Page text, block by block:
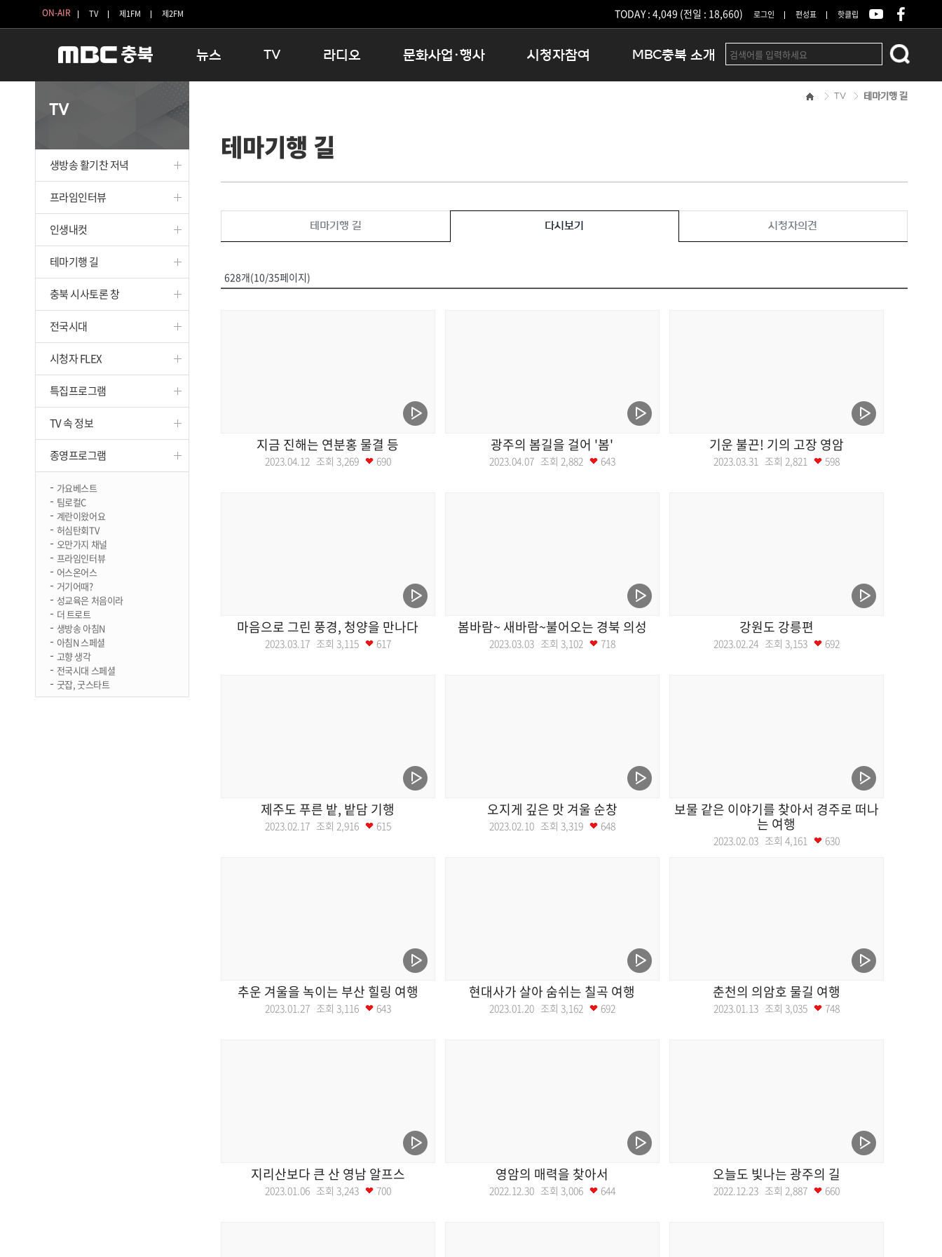
ON-AIR TV 제1FM 제2FM TODAY : 4,049 (전일 : 18,660) 로그인 편성표 핫클립
뉴스
보은
옥천
TV
인생내컷
테마기행 길
시청자 FLEX
라디오
16:00 완벽한 하루
우리 고향, 부탁해!
문화사업·행사
충청북도 음식문화페스타
문화행사 아카이빙
시청자참여 MBC충북 소개
오시는길
TV
생방송 활기찬 저녁
프라임인터뷰
인생내컷
테마기행 길
충북 시사토론 창
전국시대
시청자 FLEX
특집프로그램
TV 속 정보
종영프로그램
가요베스트
팀로컬C
계란이왔어요
허심탄회TV
오만가지 채널
프라임인터뷰
어스온어스
거기어때?
성교육은 처음이라
더 트로트
생방송 아침N
아침N 스페셜
고향 생각
전국시대 스페셜
굿잡, 굿스타트
TV 테마기행 길
테마기행 길
테마기행 길 다시보기 시청자의견
628개(10/35페이지)
지금 진해는 연분홍 물결 등
2023.04.12 조회 3,269 690
광주의 봄길을 걸어 '봄'
2023.04.07 조회 2,882 643
기운 불끈! 기의 고장 영암
2023.03.31 조회 2,821 598
마음으로 그린 풍경, 청양을 만나다
2023.03.17 조회 3,115 617
봄바람~ 새바람~불어오는 경북 의성
2023.03.03 조회 3,102 718
강원도 강릉편
2023.02.24 조회 3,153 692
제주도 푸른 밭, 밭담 기행
2023.02.17 조회 2,916 615
오지게 깊은 맛 겨울 순창
2023.02.10 조회 3,319 648
보물 같은 이야기를 찾아서 경주로 떠나
는 여행
2023.02.03 조회 4,161 630
추운 겨울을 녹이는 부산 힐링 여행
2023.01.27 조회 3,116 643
현대사가 살아 숨쉬는 칠곡 여행
2023.01.20 조회 3,162 692
춘천의 의암호 물길 여행
2023.01.13 조회 3,035 748
지리산보다 큰 산 영남 알프스
2023.01.06 조회 3,243 700
영암의 매력을 찾아서
2022.12.30 조회 3,006 644
오늘도 빛나는 광주의 길
2022.12.23 조회 2,887 660